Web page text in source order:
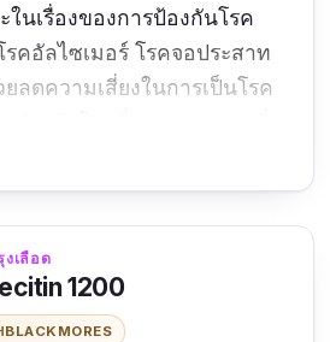
ในเรื่องของการป้องกันโรค
คอัลไซเมอร์ โรคจอประสาท
ลดความเสี่ยงในการเป็นโรค
านี้ หรือเป็นผู้ที่ต้องใช้สายตา
อย่างหนัก ก็อย่าลืมที่จะดูแล
งตัวเองด้วย Blackmores
Omega DHA ยังมีส่วน
งเลือด
1200
BLACKMORES